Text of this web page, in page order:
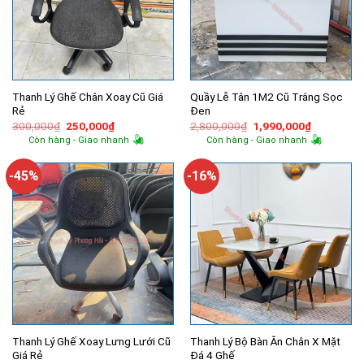
Thanh Lý Ghế Chân Xoay Cũ Giá
Rẻ
300,000₫ Giá
gốc
là:
250,000₫Giá
hiện
tại
250,000₫.
Còn hàng - Giao nhanh
Quầy Lễ Tân 1M2 Cũ Trắng Sọc
Đen
2,800,000₫ Giá
gốc
là:
1,990,000₫Giá
hiện
tại
Còn hàng - Giao nhanh
-45%
Thanh Lý Ghế Xoay Lưng Lưới Cũ
Giá Rẻ
-16%
Thanh Lý Bộ Bàn Ăn Chân X Mặt
Đá 4 Ghế